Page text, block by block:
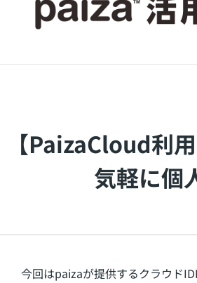
法人向けプラン
【PaizaCloud利
気軽に個
今回はpaizaが提供するクラウド